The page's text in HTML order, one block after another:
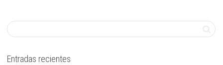
Entradas recientes